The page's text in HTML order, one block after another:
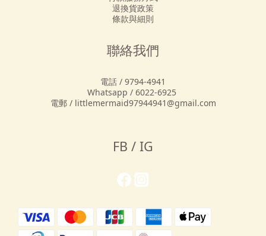
退換貨政策
條款與細則
聯絡我們
電話 / 9794-4941
Whatsapp / 6022-6925
電郵 / littlemermaid97944941@gmail.com
FB / IG